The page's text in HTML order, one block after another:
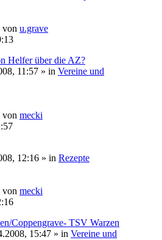
von u.grave
Helfer über die AZ?
11:57 » in Vereine und
von mecki
12:16 » in Rezepte
von mecki
Coppengrave- TSV Warzen
15:47 » in Vereine und